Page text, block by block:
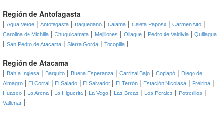
Región de Antofagasta
| Agua Verde | Antofagasta | Baquedano | Calama | Caleta Paposo | Carmen Alto |
Carolina de Michilla | Chuquicamata | Mejillones | Ollague | Pedro de Valdivia | Quillagua
| San Pedro de Atacama | Sierra Gorda | Tocopilla |
Región de Atacama
| Bahía Inglesa | Barquito | Buena Esperanza | Carrizal Bajo | Copiapó | Diego de
Almagro | El Corral | El Salado | El Salvador | El Terrón | Estación Nicolasa | Freirina |
Huasco | La Arena | La Higuerita | La Vega | Las Breas | Los Perales | Potrerillos |
Vallenar |